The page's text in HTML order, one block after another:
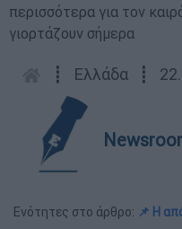
περισσότερα για τον
γιορτάζουν σήμερα
┋ Ελλάδα ┋
Ενότητες στο άρθρο: 📌 Η